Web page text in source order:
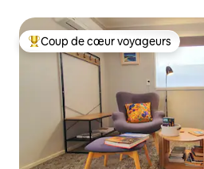
Coups de cœur voyageurs les plus
Coup de cœur voyageurs